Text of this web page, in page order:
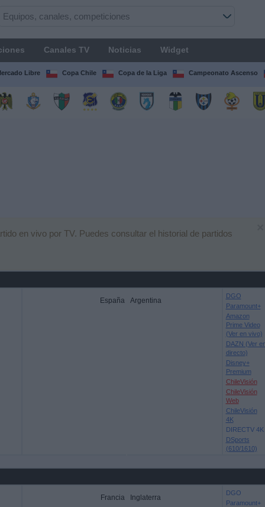
Canales TV Noticias Widget
Libre Copa Chile Copa de la Liga Campeonato Ascenso
en vivo por TV. Puedes consultar el historial de partidos
España Argentina
DGO
Paramount+
Amazon
Prime Video
(Ver en vivo)
DAZN (Ver
directo)
Disney+
Premium
ChileVisión
ChileVisión
Web
ChileVisión
4K
DIRECTV 4K
DSports
(610/1610)
Francia Inglaterra
DGO
Paramount+